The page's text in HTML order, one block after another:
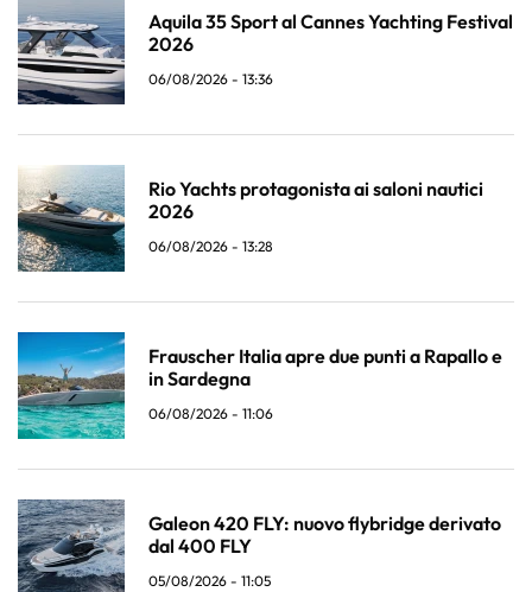
Aquila 35 Sport al Cannes Yachting Festival
2026
06/08/2026 - 13:36
Rio Yachts protagonista ai saloni nautici
2026
06/08/2026 - 13:28
Frauscher Italia apre due punti a Rapallo e
in Sardegna
06/08/2026 - 11:06
Galeon 420 FLY: nuovo flybridge derivato
dal 400 FLY
05/08/2026 - 11:05